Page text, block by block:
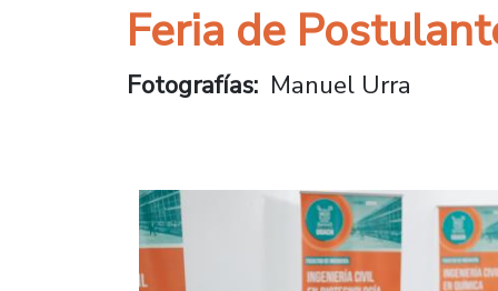
Feria de
Fotografías Manuel Urra